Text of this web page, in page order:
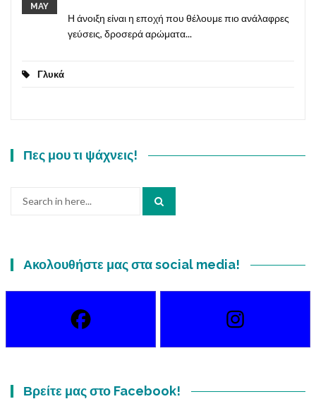
MAY
Η άνοιξη είναι η εποχή που θέλουμε πιο ανάλαφρες
γεύσεις, δροσερά αρώματα...
Γλυκά
Πες μου τι ψάχνεις!
Ακολουθήστε μας στα social media!
Βρείτε μας στο Facebook!